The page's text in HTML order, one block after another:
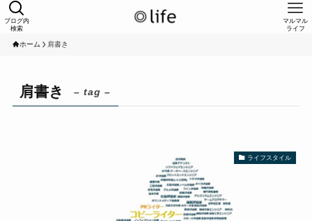
ブログ内
検索
マルマル
ライフ
ホーム 肩書き
肩書き – tag –
ライフスタイル